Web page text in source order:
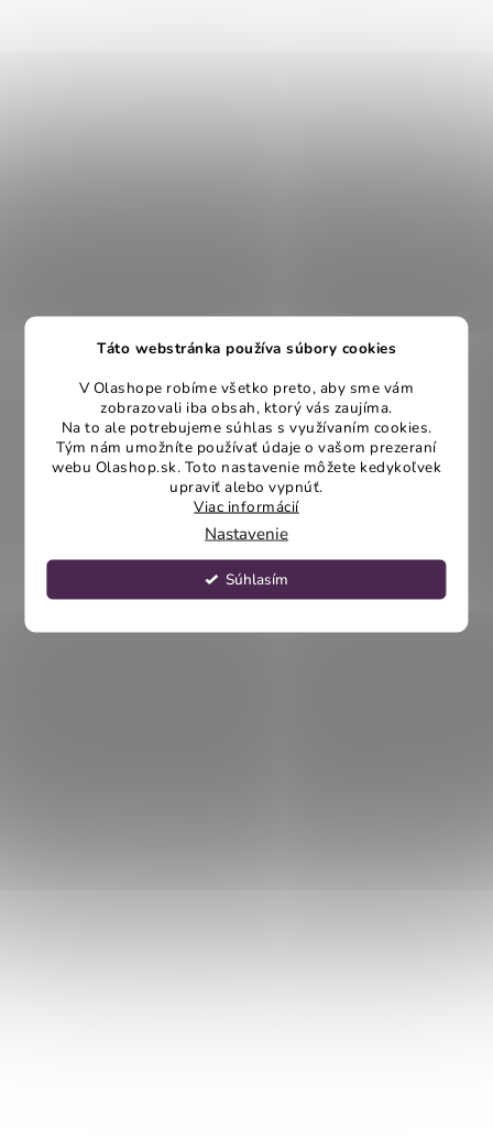
Táto webstránka používa súbory cookies
V Olashope robíme všetko preto, aby sme vám
zobrazovali iba obsah, ktorý vás zaujíma.
Na to ale potrebujeme súhlas s využívaním cookies.
Tým nám umožníte používať údaje o vašom prezeraní
webu Olashop.sk. Toto nastavenie môžete kedykoľvek
upraviť alebo vypnúť.
Viac informácií
Nastavenie
Súhlasím